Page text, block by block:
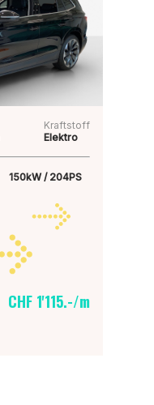
Kraftstoff
Elektro
150kW / 204PS
CHF 1'115.-/m